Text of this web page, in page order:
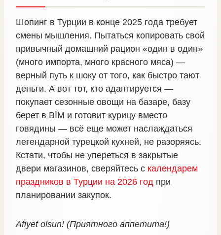
Шопинг в Турции в конце 2025 года требует
смены мышления. Пытаться копировать свой
привычный домашний рацион «один в один»
(много импорта, много красного мяса) —
верный путь к шоку от того, как быстро тают
деньги. А вот тот, кто адаптируется —
покупает сезонные овощи на базаре, базу
берет в BİM и готовит курицу вместо
говядины — всё еще может наслаждаться
легендарной турецкой кухней, не разоряясь.
Кстати, чтобы не упереться в закрытые
двери магазинов, сверяйтесь с календарем
праздников в Турции на 2026 год при
планировании закупок.
Afiyet olsun! (Приятного аппетита!)